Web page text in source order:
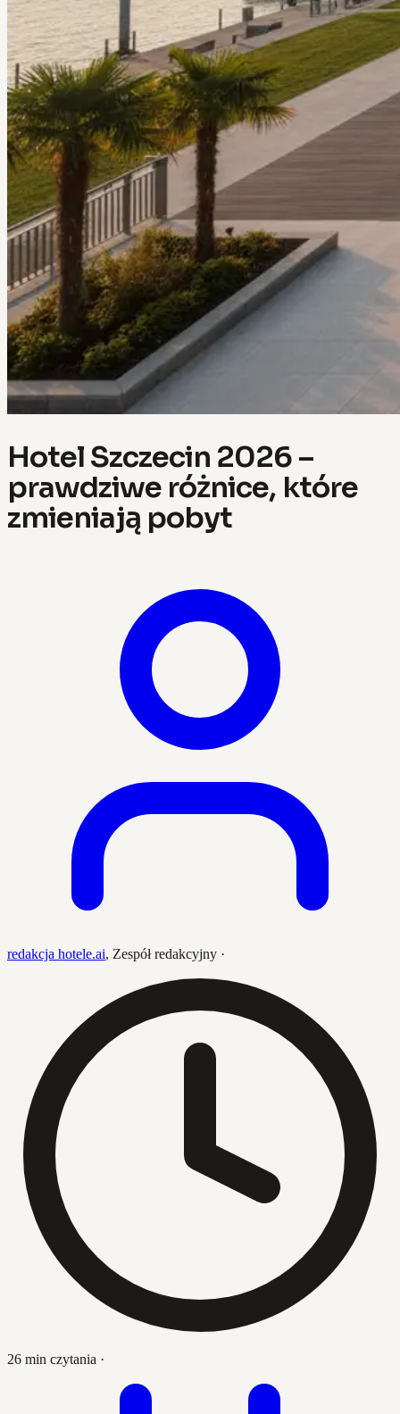
Hotel Szczecin 2026 –
prawdziwe różnice, które
zmieniają pobyt
redakcja hotele.ai, Zespół redakcyjny ·
26 min czytania ·